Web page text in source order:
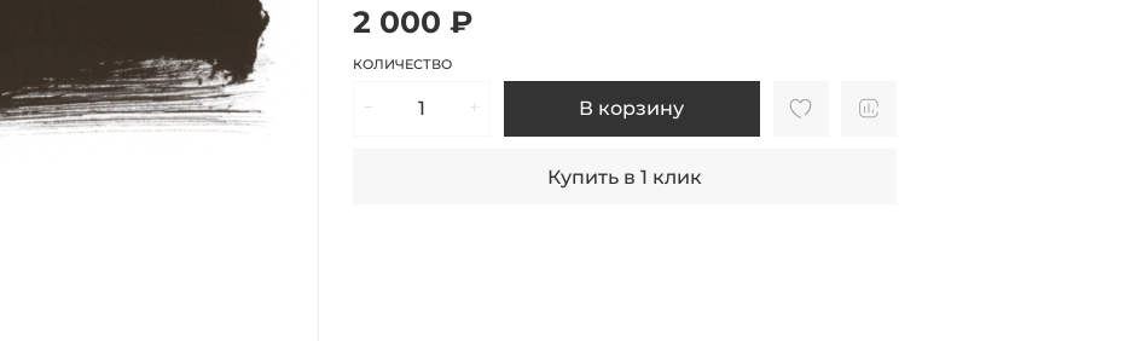
2 000 ₽
КОЛИЧЕСТВО
В корзину
Купить в 1 клик